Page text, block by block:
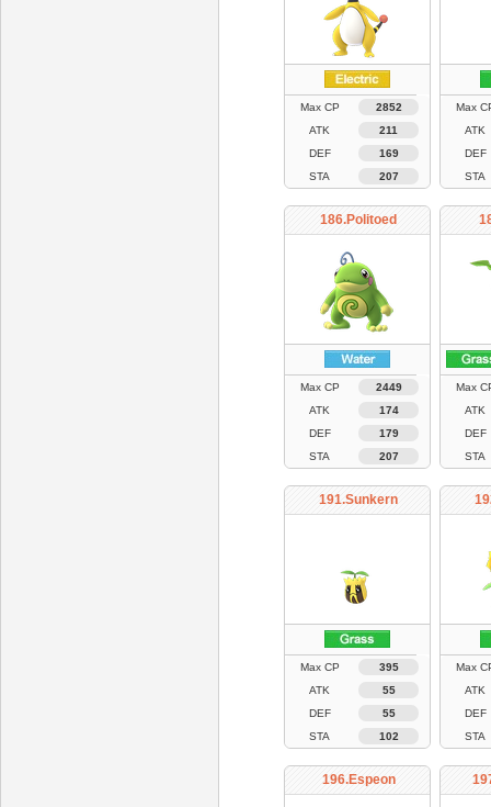
Max CP
2852
ATK
211
DEF
169
STA
207
Max
ATK
DEF
STA
186.Politoed
Max CP
2449
ATK
174
DEF
179
STA
207
Max
ATK
DEF
STA
191.Sunkern
Max CP
395
ATK
55
DEF
55
STA
102
Max
ATK
DEF
STA
196.Espeon